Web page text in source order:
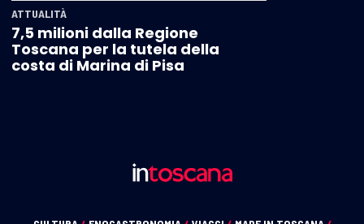
ATTUALITÀ
7,5 milioni dalla Regione
Toscana per la tutela della
costa di Marina di Pisa